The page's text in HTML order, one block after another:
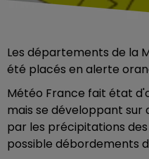
Les départements de la
été placés en alerte
Météo France fait état
mais se développant sur
par les précipitations
possible débordements